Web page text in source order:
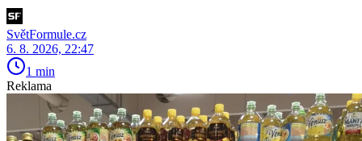
SvětFormule.cz
6. 8. 2026, 22:47
1 min
Reklama